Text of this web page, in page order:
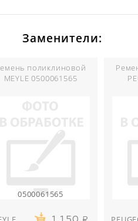
Заменители:
поликлиновой
MEYLE 0500061565
0500061565